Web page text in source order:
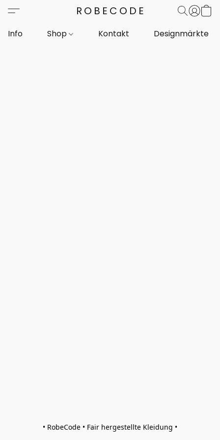
ROBECODE
Info Shop Kontakt Designmärkte
• RobeCode • Fair hergestellte Kleidung •